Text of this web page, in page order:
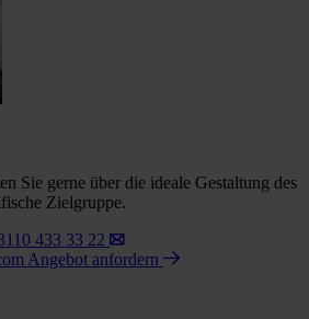
Sie gerne über die ideale Gestaltung des
Zielgruppe.
433 33 22
Angebot anfordern